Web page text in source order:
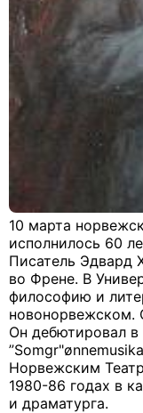
10 марта
исполнилось 60
Писатель Эдвард
во Френе. В
философию и
новонорвежском.
Он дебютировал в
Норвежским
1980-86 годах в
и драматурга.